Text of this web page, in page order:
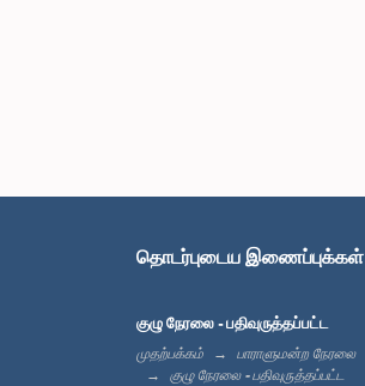
தொடர்புடைய இணைப்புக்கள்
குழு நேரலை - பதிவுருத்தப்பட்ட
முதற்பக்கம்
பாராளுமன்ற நேரலை
குழு நேரலை - பதிவுருத்தப்பட்ட